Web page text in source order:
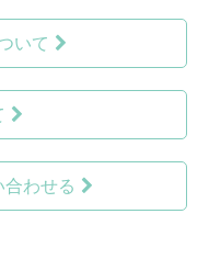
いて
合わせる